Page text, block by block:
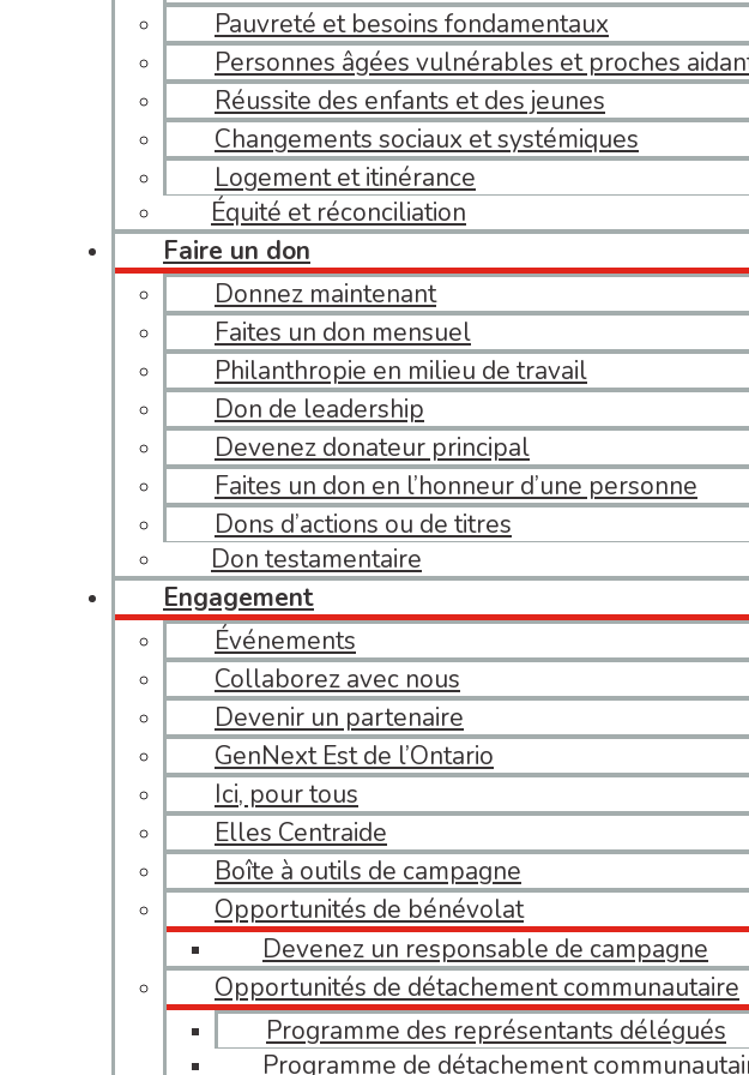
Pauvreté et besoins fondamentaux
Personnes âgées vulnérables et proches
Réussite des enfants et des jeunes
Changements sociaux et systémiques
Logement et itinérance
Équité et réconciliation
Faire un don
Donnez maintenant
Faites un don mensuel
Philanthropie en milieu de travail
Don de leadership
Devenez donateur principal
Faites un don en l’honneur d’une personne
Dons d’actions ou de titres
Don testamentaire
Engagement
Événements
Collaborez avec nous
Devenir un partenaire
GenNext Est de l’Ontario
Ici, pour tous
Elles Centraide
Boîte à outils de campagne
Opportunités de bénévolat
Devenez un responsable de campagne
Opportunités de détachement communautaire
Programme des représentants délégués
Programme de détachement